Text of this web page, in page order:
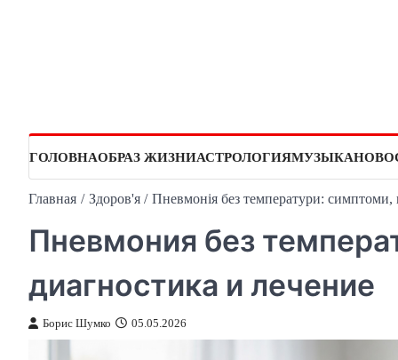
ГОЛОВНАОБРАЗ ЖИЗНИАСТРОЛОГИЯМУЗЫКА
Главная Здоров'я Пневмонія без температури: симптоми,
Пневмония без
диагностика и лечение
Борис Шумко 05.05.2026